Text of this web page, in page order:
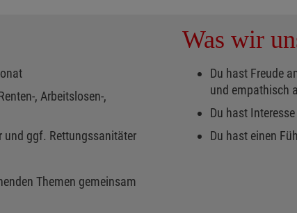
, Arbeitslosen-,
und ggf. Rettungssanitäter
Themen gemeinsam
Was wir
Du hast Freude
und empathisch
Du hast
Du hast einen